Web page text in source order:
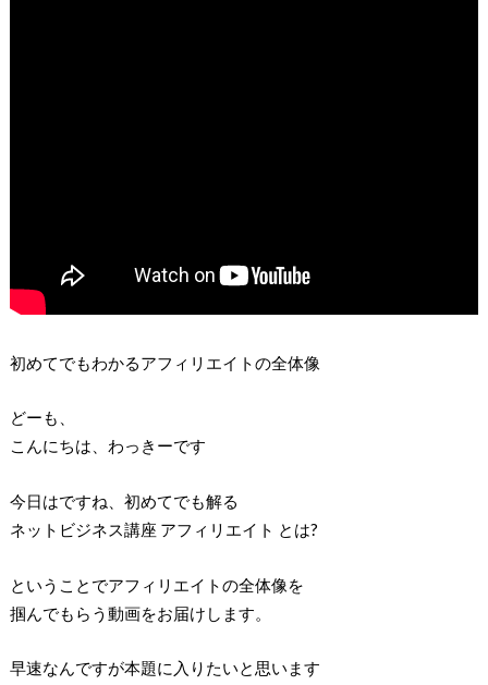
初めてでもわかるアフィリエイトの全体像
どーも、
こんにちは、わっきーです
今日はですね、初めてでも解る
ネットビジネス講座 アフィリエイト とは?
ということでアフィリエイトの全体像を
掴んでもらう動画をお届けします。
早速なんですが本題に入りたいと思います